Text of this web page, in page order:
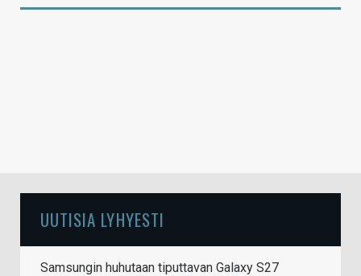
UUTISIA LYHYESTI
Samsungin huhutaan tiputtavan Galaxy S27